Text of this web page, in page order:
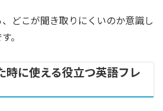
どこが聞き取りにくいのか意識し
。
時に使える役立つ英語フレ